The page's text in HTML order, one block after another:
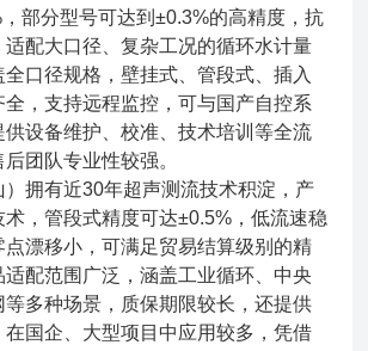
部分型号可达到±0.3%的高精度，抗
适配大口径、复杂工况的循环水计量
口径规格，壁挂式、管段式、插入
，支持远程监控，可与国产自控系
供设备维护、校准、技术培训等全流
团队专业性较强。
）拥有近30年超声测流技术积淀，产
，管段式精度可达±0.5%，低流速稳
点漂移小，可满足贸易结算级别的精
适配范围广泛，涵盖工业循环、中央
等多种场景，质保期限较长，还提供
在国企、大型项目中应用较多，凭借